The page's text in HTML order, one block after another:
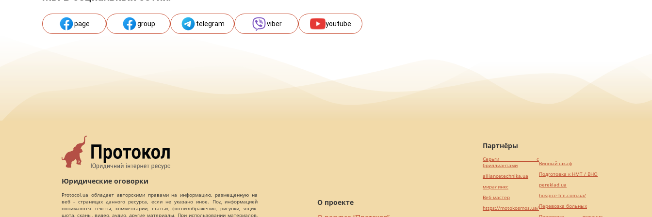
page group telegram viber youtube
Юридические оговорки
Protocol.ua обладает авторскими правами на информацию, размещенную на
веб - страницах данного ресурса, если не указано иное. Под информацией
понимаются тексты, комментарии, статьи, фотоизображения, рисунки, ящик-
шота, сканы, видео, аудио, другие материалы. При использовании материалов,
О проекте
Партнёры
Серьги с
бриллиантами
alliancetechnika.ua
миралинкс
Веб мастер
https://motokosmos.ua/
Винный шкаф
Подготовка к НМТ / ВНО
pereklad.ua
hospice-life.com.ua/
Перевозка больных